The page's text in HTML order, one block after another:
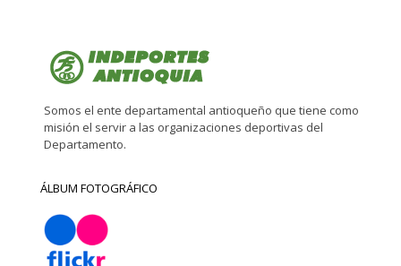
Somos el ente departamental antioqueño que tiene como
misión el servir a las organizaciones deportivas del
Departamento.
ÁLBUM FOTOGRÁFICO